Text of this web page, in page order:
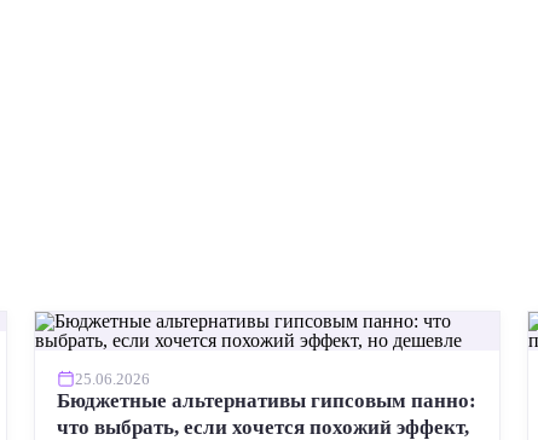
25.06.2026
Бюджетные альтернативы гипсовым панно:
что выбрать, если хочется похожий эффект,